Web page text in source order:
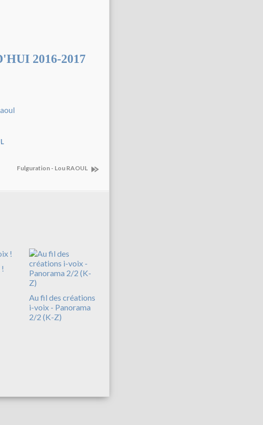
2016-2017
Fulguration - Lou RAOUL
Au fil des créations
i-voix - Panorama
2/2 (K-Z)